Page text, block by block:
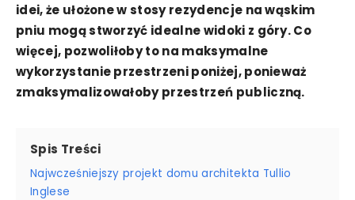
idei, że ułożone w stosy rezydencje na wąskim
pniu mogą stworzyć idealne widoki z góry. Co
więcej, pozwoliłoby to na maksymalne
wykorzystanie przestrzeni poniżej, ponieważ
zmaksymalizowałoby przestrzeń publiczną.
Spis Treści
Najwcześniejszy projekt domu architekta Tullio
Inglese